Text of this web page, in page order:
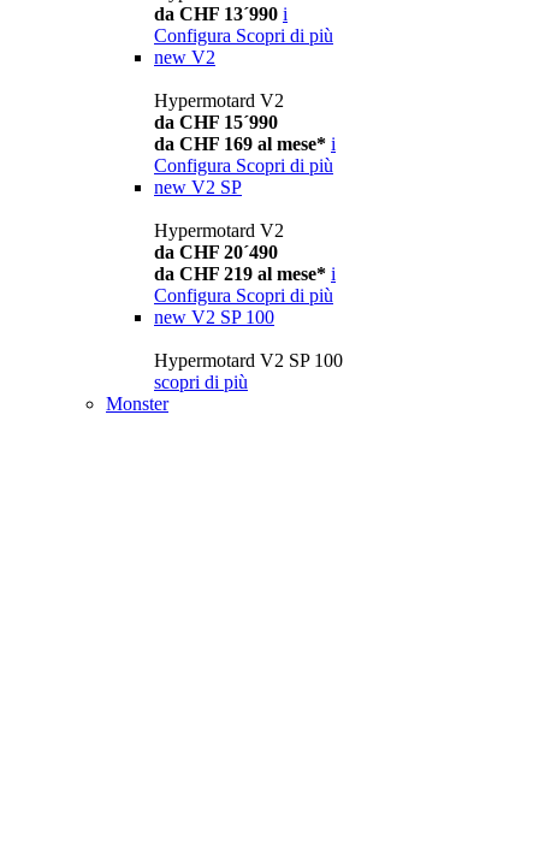
da CHF 13´990 i
Configura Scopri di più
new V2
Hypermotard V2
da CHF 15´990
da CHF 169 al mese* i
Configura Scopri di più
new V2 SP
Hypermotard V2
da CHF 20´490
da CHF 219 al mese* i
Configura Scopri di più
new V2 SP 100
Hypermotard V2 SP 100
scopri di più
Monster